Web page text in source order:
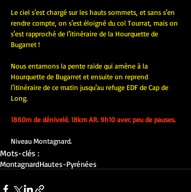
Le ciel s'est chargé sur les hauts sommets, et sans s'en
rendre compte, on s'est éloigné du col Tourrat, mais on
s'est rapproché de l'itinéraire de la Hourquette de
Bugarret !
Nous entamons la pente raide qui amène à la
Hourquette de Bugarret et ensuite on reprend
l'itinéraire de ce matin jusqu'au refuge EDF de Cap de
Long.
1860m de dénivelé. 18km AR. 9h10 avec peu de pauses.
Niveau Montagnard.
Mots-clés :
MontagnardHautes-Pyrénées